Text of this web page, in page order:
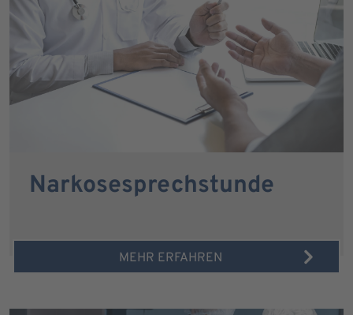
Narkosesprechstunde
MEHR ERFAHREN